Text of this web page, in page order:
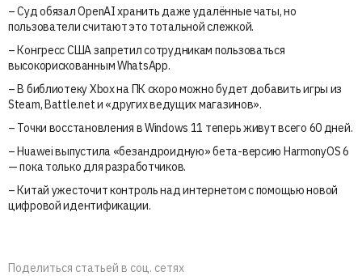
– Суд обязал OpenAI хранить даже удалённые чаты, но
пользователи считают это тотальной слежкой.
– Конгресс США запретил сотрудникам пользоваться
высокорискованным WhatsApp.
– В библиотеку Xbox на ПК скоро можно будет добавить игры из
Steam, Battle.net и «других ведущих магазинов».
– Точки восстановления в Windows 11 теперь живут всего 60 дней.
– Huawei выпустила «безандроидную» бета-версию HarmonyOS 6
— пока только для разработчиков.
– Китай ужесточит контроль над интернетом с помощью новой
цифровой идентификации.
Поделиться статьей в соц. сетях